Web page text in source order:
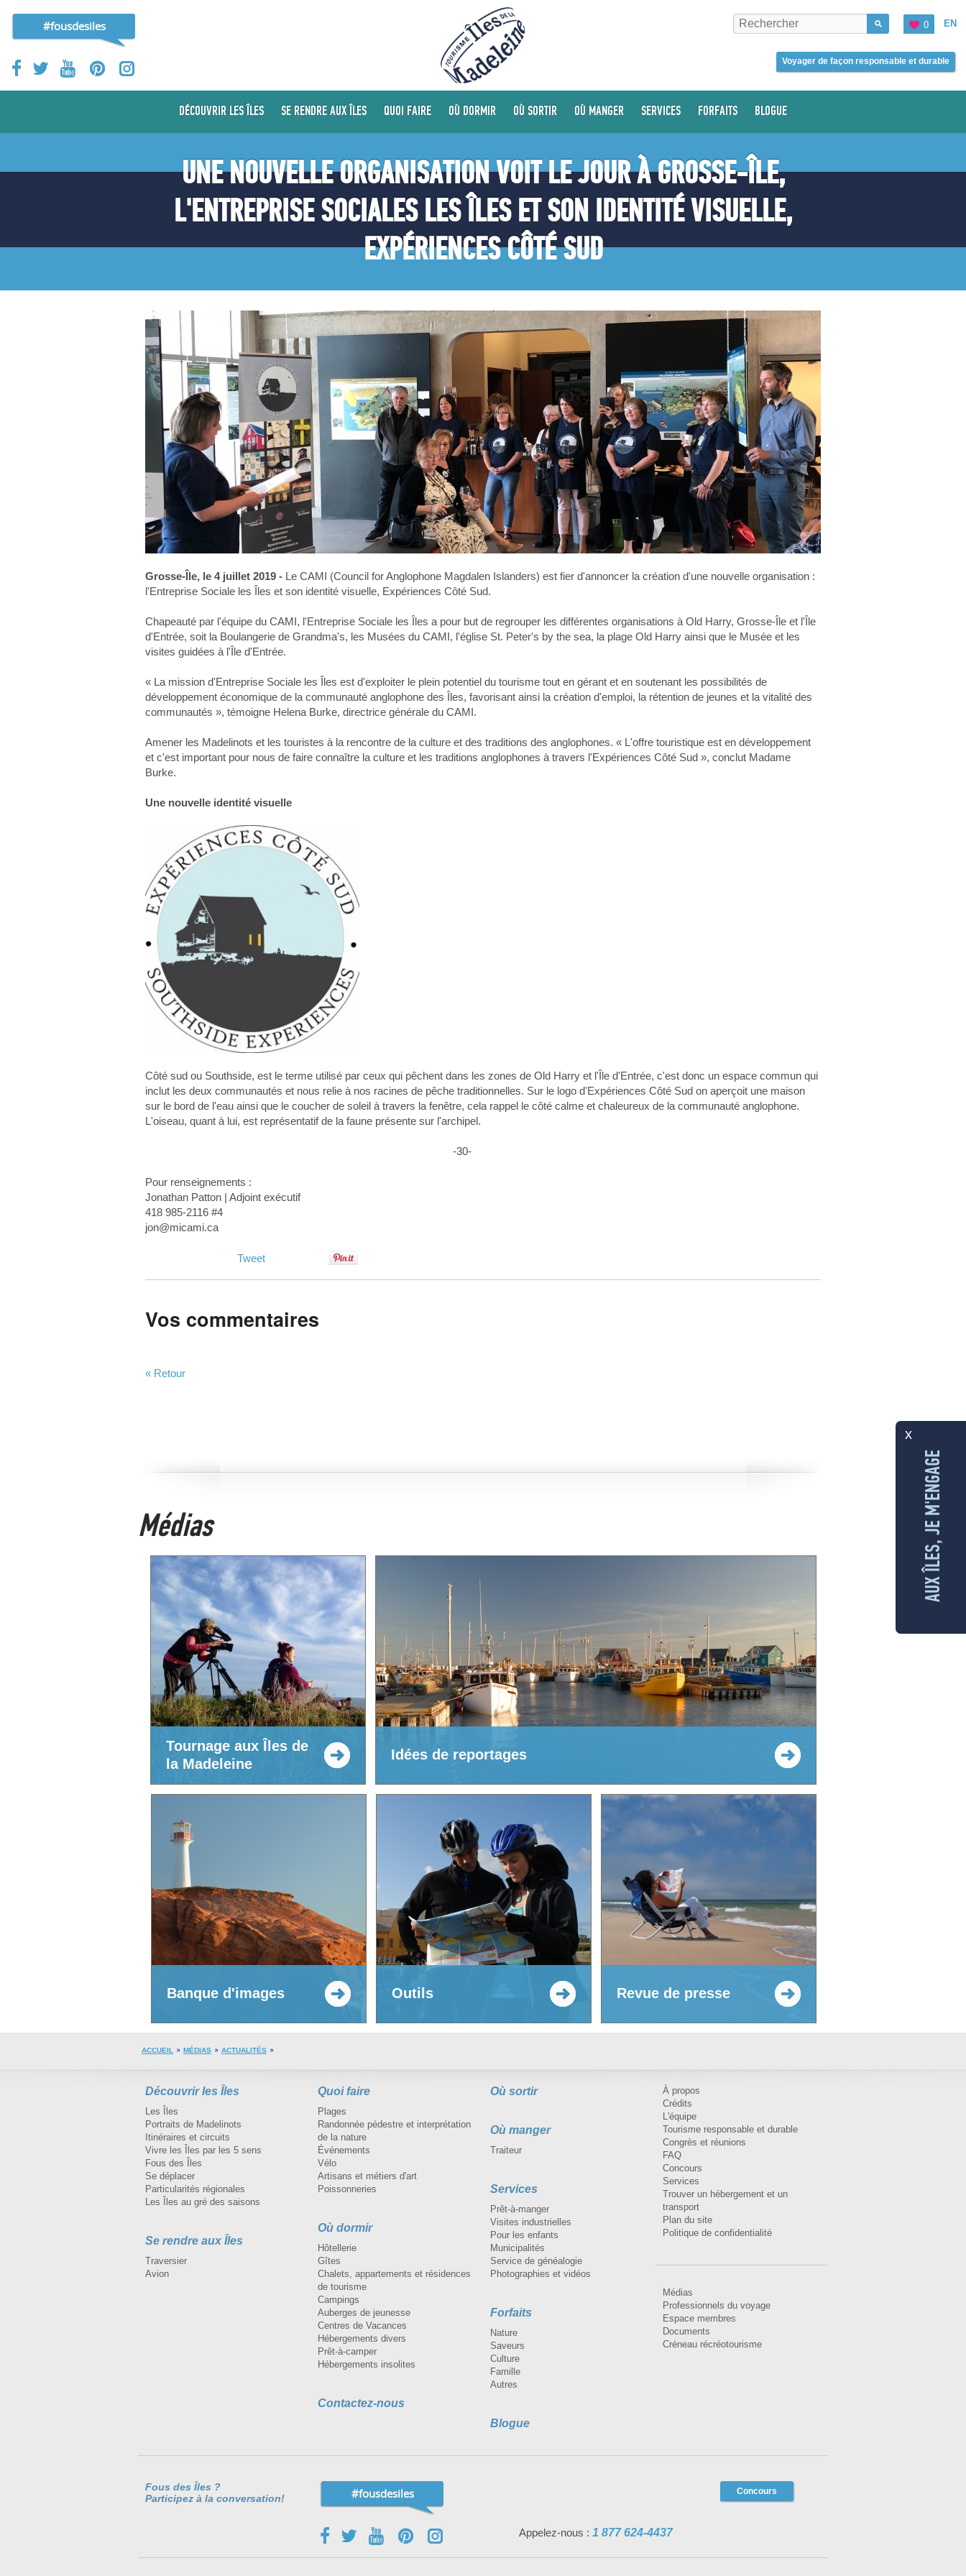
#fousdesiles EN
0
Voyager de façon responsable et durable
DÉCOUVRIR LES ÎLES SE RENDRE AUX ÎLES QUOI FAIRE OÙ DORMIR OÙ SORTIR OÙ MANGER SERVICES FORFAITS BLOGUE
UNE NOUVELLE ORGANISATION VOIT LE JOUR À GROSSE-ÎLE,
L'ENTREPRISE SOCIALES LES ÎLES ET SON IDENTITÉ VISUELLE,
EXPÉRIENCES CÔTÉ SUD
Grosse-Île, le 4 juillet 2019 - Le CAMI (Council for Anglophone Magdalen Islanders) est fier d'annoncer la création d'une nouvelle organisation :
l'Entreprise Sociale les Îles et son identité visuelle, Expériences Côté Sud.
Chapeauté par l'équipe du CAMI, l'Entreprise Sociale les Îles a pour but de regrouper les différentes organisations à Old Harry, Grosse-Île et l'Île
d'Entrée, soit la Boulangerie de Grandma's, les Musées du CAMI, l'église St. Peter's by the sea, la plage Old Harry ainsi que le Musée et les
visites guidées à l'Île d'Entrée.
« La mission d'Entreprise Sociale les Îles est d'exploiter le plein potentiel du tourisme tout en gérant et en soutenant les possibilités de
développement économique de la communauté anglophone des Îles, favorisant ainsi la création d'emploi, la rétention de jeunes et la vitalité des
communautés », témoigne Helena Burke, directrice générale du CAMI.
Amener les Madelinots et les touristes à la rencontre de la culture et des traditions des anglophones. « L'offre touristique est en développement
et c'est important pour nous de faire connaître la culture et les traditions anglophones à travers l'Expériences Côté Sud », conclut Madame
Burke.
Une nouvelle identité visuelle
Côté sud ou Southside, est le terme utilisé par ceux qui pêchent dans les zones de Old Harry et l'Île d'Entrée, c'est donc un espace commun qui
inclut les deux communautés et nous relie à nos racines de pêche traditionnelles. Sur le logo d'Expériences Côté Sud on aperçoit une maison
sur le bord de l'eau ainsi que le coucher de soleil à travers la fenêtre, cela rappel le côté calme et chaleureux de la communauté anglophone.
L'oiseau, quant à lui, est représentatif de la faune présente sur l'archipel.
-30-
Pour renseignements :
Jonathan Patton | Adjoint exécutif
418 985-2116 #4
jon@micami.ca
Tweet
Vos commentaires
« Retour
Médias
Tournage aux Îles de
la Madeleine
Idées de reportages
Banque d'images Outils Revue de presse
ACCUEIL MÉDIAS ACTUALITÉS
Découvrir les Îles
Les Îles
Portraits de Madelinots
Itinéraires et circuits
Vivre les Îles par les 5 sens
Fous des Îles
Se déplacer
Particularités régionales
Les Îles au gré des saisons
Se rendre aux Îles
Traversier
Avion
Quoi faire
Plages
Randonnée pédestre et interprétation
de la nature
Événements
Vélo
Artisans et métiers d'art
Poissonneries
Où dormir
Hôtellerie
Gîtes
Chalets, appartements et résidences
de tourisme
Campings
Auberges de jeunesse
Centres de Vacances
Hébergements divers
Prêt-à-camper
Hébergements insolites
Contactez-nous
Où sortir
Où manger
Traiteur
Services
Prêt-à-manger
Visites industrielles
Pour les enfants
Municipalités
Service de généalogie
Photographies et vidéos
Forfaits
Nature
Saveurs
Culture
Famille
Autres
Blogue
À propos
Crédits
L'équipe
Tourisme responsable et durable
Congrès et réunions
FAQ
Concours
Services
Trouver un hébergement et un
transport
Plan du site
Politique de confidentialité
Médias
Professionnels du voyage
Espace membres
Documents
Créneau récréotourisme
Fous des Îles ?
Participez à la conversation!
#fousdesiles Concours
Appelez-nous : 1 877 624-4437
x
AUX ÎLES, JE M'ENGAGE